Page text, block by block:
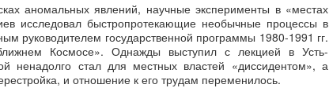
аномальных явлений, научные эксперименты в «местах
исследовал быстропротекающие необычные процессы в
руководителем государственной программы 1980-1991 гг.
Космосе». Однажды выступил с лекцией в Усть-
ненадолго стал для местных властей «диссидентом», а
и отношение к его трудам переменилось.